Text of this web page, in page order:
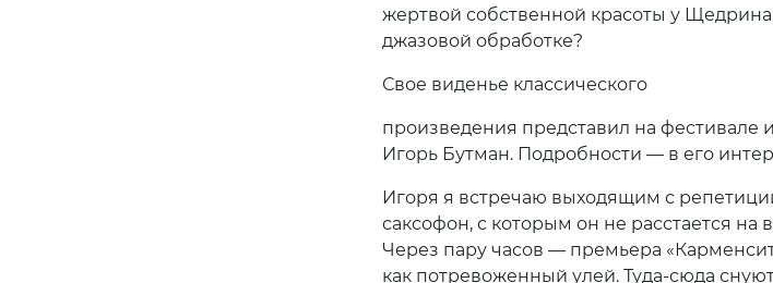
жертвой собственной красоты у
джазовой обработке?
Свое виденье классического
произведения представил на фестивале
Игорь Бутман. Подробности — в его
Игоря я встречаю выходящим с
саксофон, с которым он не расстается
Через пару часов — премьера
как потревоженный улей. Туда-сюда